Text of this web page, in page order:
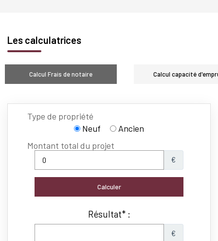
Les calculatrices
Calcul Frais de notaire Calcul capacité